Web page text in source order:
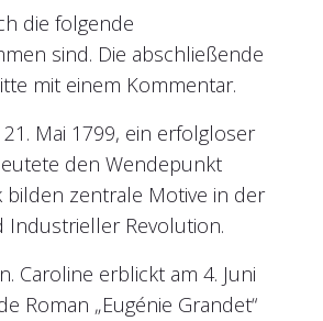
die folgende
sind. Die abschließende
mit einem Kommentar.
Mai 1799, ein erfolgloser
den Wendepunkt
bilden zentrale Motive in der
Industrieller Revolution.
Caroline erblickt am 4. Juni
Roman „Eugénie Grandet“